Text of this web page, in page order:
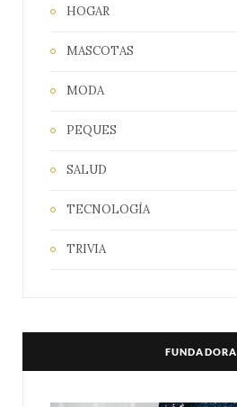
HOGAR
MASCOTAS
MODA
PEQUES
SALUD
TECNOLOGÍA
TRIVIA
FUNDADORA